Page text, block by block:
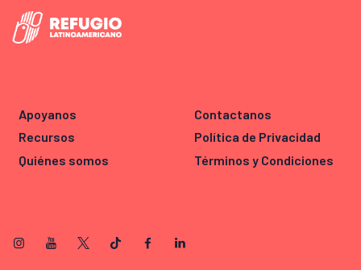
Apoyanos
Recursos
Quiénes somos
Contactanos
Política de Privacidad
Términos y Condiciones